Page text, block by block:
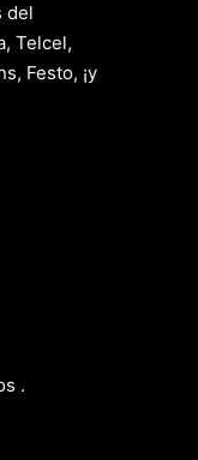
del
Telcel,
Festo, ¡y
.